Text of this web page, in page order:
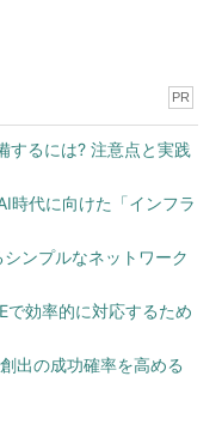
PR
するには? 注意点と実践
時代に向けた「インフラ
ンプルなネットワーク
で効率的に対応するため
出の成功確率を高める